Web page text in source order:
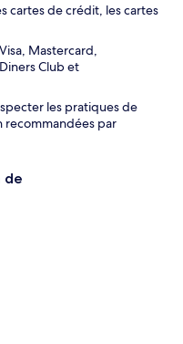
cartes de crédit, les cartes
Mastercard,
Club et
les pratiques de
par
de